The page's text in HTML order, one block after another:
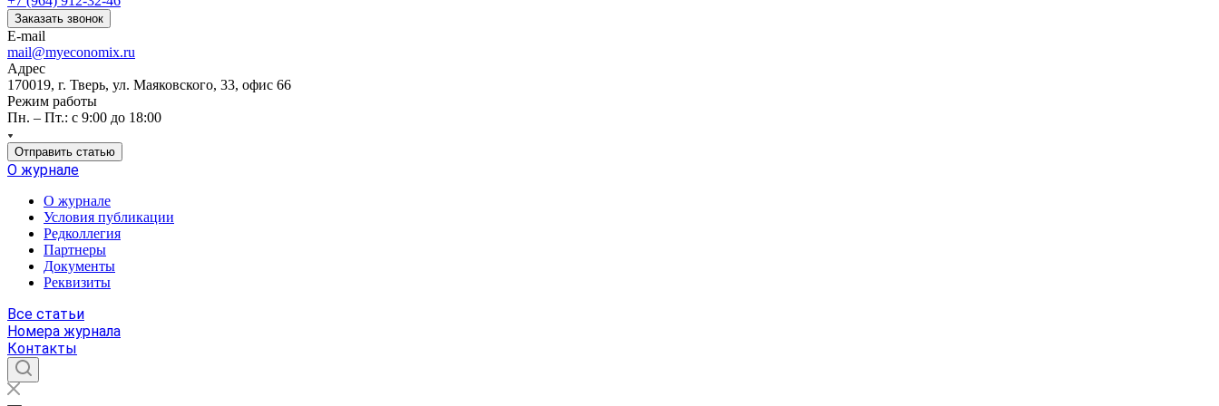
Заказать звонок
E-mail
mail@myeconomix.ru
Адрес
170019, г. Тверь, ул. Маяковского, 33, офис 66
Режим работы
Пн. – Пт.: с 9:00 до 18:00
Отправить статью
О журнале
О журнале
Условия публикации
Редколлегия
Партнеры
Документы
Реквизиты
Все статьи
Номера журнала
Контакты